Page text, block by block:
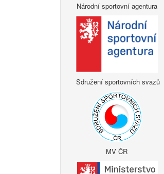
Národní sportovní agentura
Sdružení sportovních svazů
MV ČR